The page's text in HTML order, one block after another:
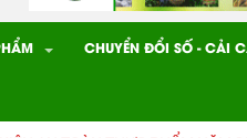
CHUYỂN ĐỔI SỐ - CẢI